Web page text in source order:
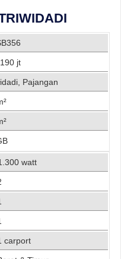
jt
Pajangan
watt
carport